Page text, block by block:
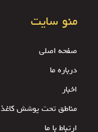
منو سایت
صفحه اصلی
درباره ما
اخبار
مناطق تحت پوشش کاغذ 24
ارتباط با ما